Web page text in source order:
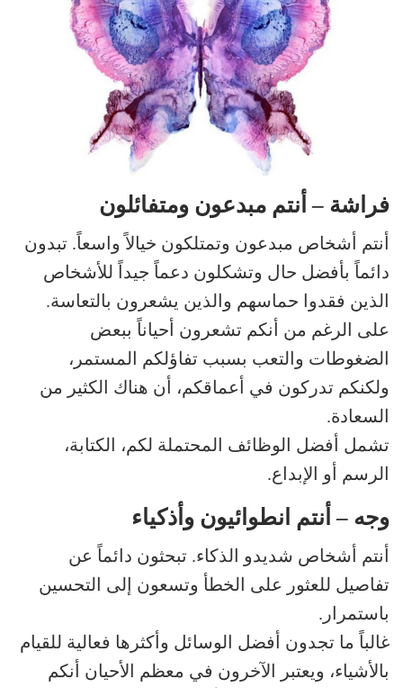
فراشة – أنتم مبدعون ومتفائلون
أنتم أشخاص مبدعون وتمتلكون خيالاً واسعاً. تبدون
دائماً بأفضل حال وتشكلون دعماً جيداً للأشخاص
الذين فقدوا حماسهم والذين يشعرون بالتعاسة.
على الرغم من أنكم تشعرون أحياناً ببعض
الضغوطات والتعب بسبب تفاؤلكم المستمر،
ولكنكم تدركون في أعماقكم، أن هناك الكثير من
السعادة.
تشمل أفضل الوظائف المحتملة لكم، الكتابة،
الرسم أو الإبداع.
وجه – أنتم انطوائيون وأذكياء
أنتم أشخاص شديدو الذكاء. تبحثون دائماً عن
تفاصيل للعثور على الخطأ وتسعون إلى التحسين
باستمرار.
غالباً ما تجدون أفضل الوسائل وأكثرها فعالية للقيام
بالأشياء، ويعتبر الآخرون في معظم الأحيان أنكم